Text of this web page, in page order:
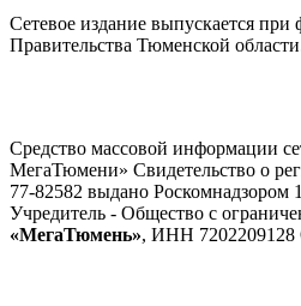
Сетевое издание выпускается
Правительства Тюменской
Средство массовой информации
МегаТюмени» Свидетельство о
77-82582 выдано Роскомнадзором
Учредитель - Общество с
«МегаТюмень», ИНН 7202209128